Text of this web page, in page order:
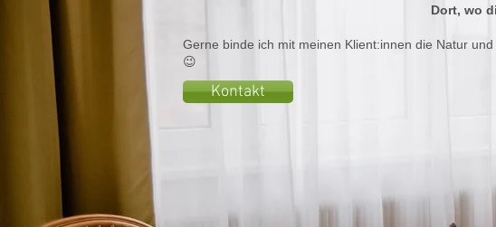
Dort, wo
Gerne binde ich mit meinen Klient:innen die Natur
😉
Kontakt